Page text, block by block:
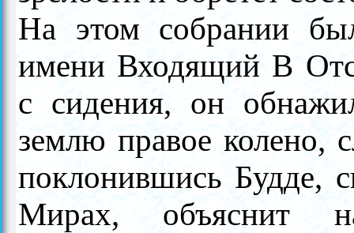
На этом собрании был
имени Входящий В
с сидения, он
землю правое колено,
поклонившись Будде,
Мирах, объяснит